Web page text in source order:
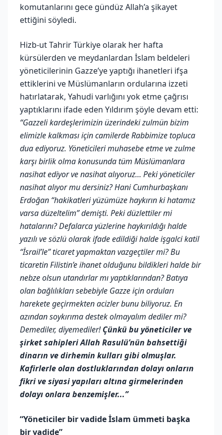
komutanlarını gece gündüz Allah’a şikayet
ettiğini söyledi.
Hizb-ut Tahrir Türkiye olarak her hafta
kürsülerden ve meydanlardan İslam beldeleri
yöneticilerinin Gazze’ye yaptığı ihanetleri ifşa
ettiklerini ve Müslümanların ordularına izzeti
hatırlatarak, Yahudi varlığını yok etme çağrısı
yaptıklarını ifade eden Yıldırım şöyle devam etti:
“Gazzeli kardeşlerimizin üzerindeki zulmün bizim
elimizle kalkması için camilerde Rabbimize topluca
dua ediyoruz. Yöneticileri muhasebe etme ve zulme
karşı birlik olma konusunda tüm Müslümanlara
nasihat ediyor ve nasihat alıyoruz… Peki yöneticiler
nasihat alıyor mu dersiniz? Hani Cumhurbaşkanı
Erdoğan “hakikatleri yüzümüze haykırın ki hatamız
varsa düzeltelim” demişti. Peki düzlettiler mi
hatalarını? Defalarca yüzlerine haykırıldığı halde
yazılı ve sözlü olarak ifade edildiği halde işgalci katil
“İsrail’le” ticaret yapmaktan vazgeçtiler mi? Bu
ticaretin Filistin’e ihanet olduğunu bildikleri halde bir
nebze olsun utandırlar mı yaptıklarından? Batıya
olan bağlılıkları sebebiyle Gazze için orduları
harekete geçirmekten acizler bunu biliyoruz. En
azından soykırıma destek olmayalım dediler mi?
Demediler, diyemediler!Çünkü bu yöneticiler ve
şirket sahipleri Allah Rasulü’nün bahsettiği
dinarın ve dirhemin kulları gibi olmuşlar.
Kafirlerle olan dostluklarından dolayı onların
fikri ve siyasi yapıları altına girmelerinden
dolayı onlara benzemişler...”
“Yöneticiler bir vadide İslam ümmeti başka
bir vadide”